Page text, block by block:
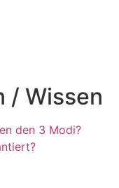
/ Wissen
den 3 Modi?